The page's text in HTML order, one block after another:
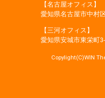
【名古屋オフィス】
愛知県名古屋市中村
【三河オフィス】
愛知県安城市東栄町
Copylight(C)WIN